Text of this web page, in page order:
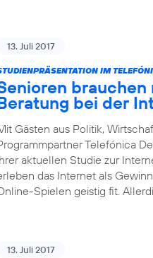
13. Juli 2017
IM
bei der
Gästen aus Politik,
Telefónica
aktuellen Studie zur
das Internet als
Spielen geistig fit.
13. Juli 2017